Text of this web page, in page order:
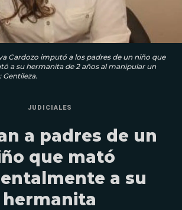
Cardozo imputó a los padres de un niño que
a su hermanita de 2 años al manipular un
JUDICIALES
a padres de un
que mató
a su
hermanita